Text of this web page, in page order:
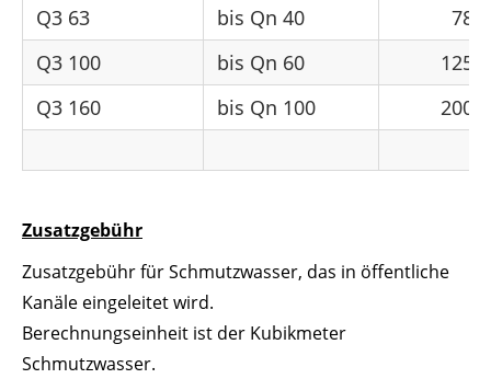
Q3 63
bis Qn 40
Q3 100
bis Qn 60
Q3 160
bis Qn 100
Zusatzgebühr
Zusatzgebühr für Schmutzwasser, das in öffentliche
Kanäle eingeleitet wird.
Berechnungseinheit ist der Kubikmeter
Schmutzwasser.